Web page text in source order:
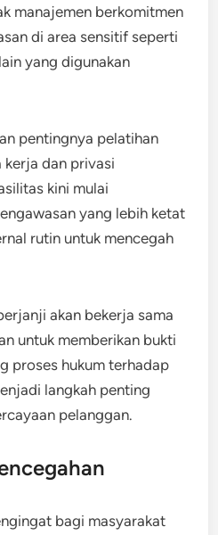
manajemen berkomitmen
di area sensitif seperti
yang digunakan
pentingnya pelatihan
dan privasi
kini mulai
yang lebih ketat
rutin untuk mencegah
akan bekerja sama
untuk memberikan bukti
proses hukum terhadap
langkah penting
pelanggan.
bagi masyarakat